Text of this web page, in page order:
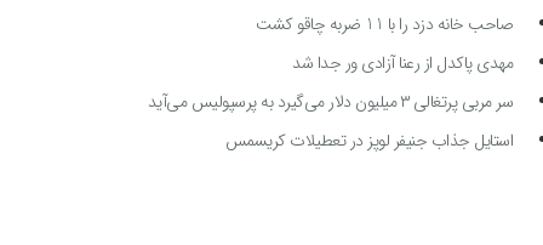
صاحب خانه دزد را با 11 ضربه چاقو کشت
مهدی پاکدل از رعنا آزادی ور جدا شد
سر مربی پرتغالی ۳ میلیون دلار می‌گیرد به پرسپولیس می‌آید
استایل جذاب جنیفر لوپز در تعطیلات کریسمس